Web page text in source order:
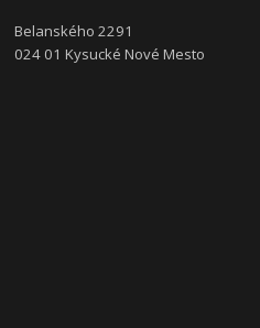
Belanského 2291
024 01 Kysucké Nové Mesto